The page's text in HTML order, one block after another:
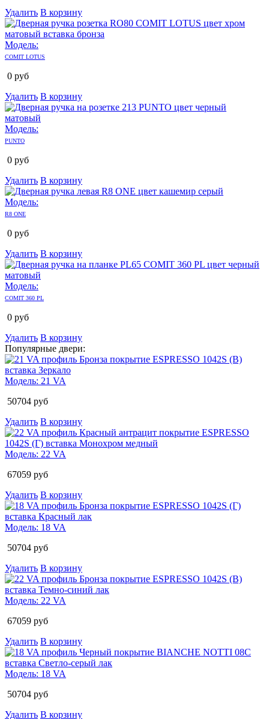
Удалить В корзину
Модель:
COMIT LOTUS
0 руб
Удалить В корзину
Модель:
PUNTO
0 руб
Удалить В корзину
Модель:
R8 ONE
0 руб
Удалить В корзину
Модель:
COMIT 360 PL
0 руб
Удалить В корзину
Популярные двери:
Модель: 21 VA
50704 руб
Удалить В корзину
Модель: 22 VA
67059 руб
Удалить В корзину
Модель: 18 VA
50704 руб
Удалить В корзину
Модель: 22 VA
67059 руб
Удалить В корзину
Модель: 18 VA
50704 руб
Удалить В корзину